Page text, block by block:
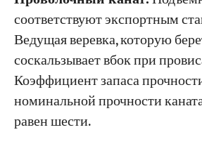
соответствуют экспортным
Ведущая веревка, которую
соскальзывает вбок при
Коэффициент запаса
номинальной прочности
равен шести.